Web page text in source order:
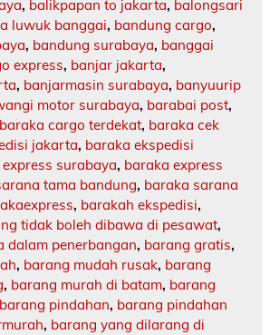
, balikpapan to jakarta, balongsari
luwuk banggai, bandung cargo,
, bandung surabaya, banggai
express, banjar jakarta,
, banjarmasin surabaya, banyuurip
motor surabaya, barabai post,
baraka cargo terdekat, baraka cek
jakarta, baraka ekspedisi
surabaya, baraka express
tama bandung, baraka sarana
, barakah ekspedisi,
tidak boleh dibawa di pesawat,
dalam penerbangan, barang gratis,
, barang mudah rusak, barang
, barang murah di batam, barang
barang pindahan, barang pindahan
, barang yang dilarang di